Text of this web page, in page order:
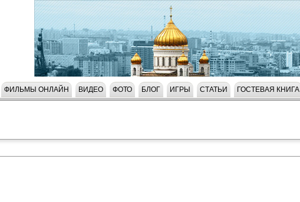
ФИЛЬМЫ ОНЛАЙН ВИДЕО ФОТО БЛОГ ИГРЫ СТАТЬИ ГОСТЕВАЯ КНИГА